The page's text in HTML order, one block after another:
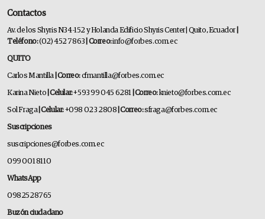
Contactos
Av. de los Shyris N34-152 y Holanda Edificio Shyris Center | Quito, Ecuador
Teléfono:(02) 452 7863 | Correo:info@forbes.com.ec
QUITO
Carlos Mantilla | Correo:cfmantilla@forbes.com.ec
Karina Nieto | Celular:+593 99 045 6281 | Correo: knieto@forbes.com.ec
Sol Fraga | Celular:+098 023 2808 | Correo:sfraga@forbes.com.ec
Suscripciones
suscripciones@forbes.com.ec
099 001 8110
WhatsApp
0982528765
Buzón ciudadano